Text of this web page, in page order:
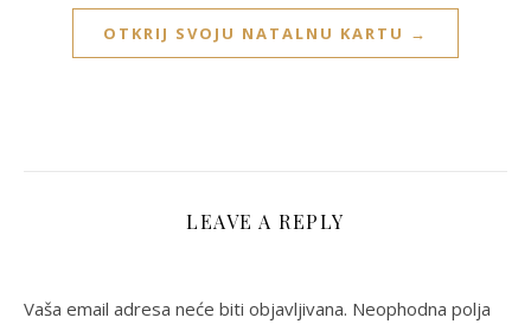
OTKRIJ SVOJU NATALNU KARTU →
LEAVE A REPLY
Vaša email adresa neće biti objavljivana. Neophodna polja